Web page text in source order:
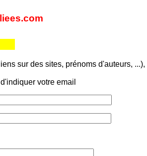
sur des sites, prénoms d'auteurs, ...),
votre email